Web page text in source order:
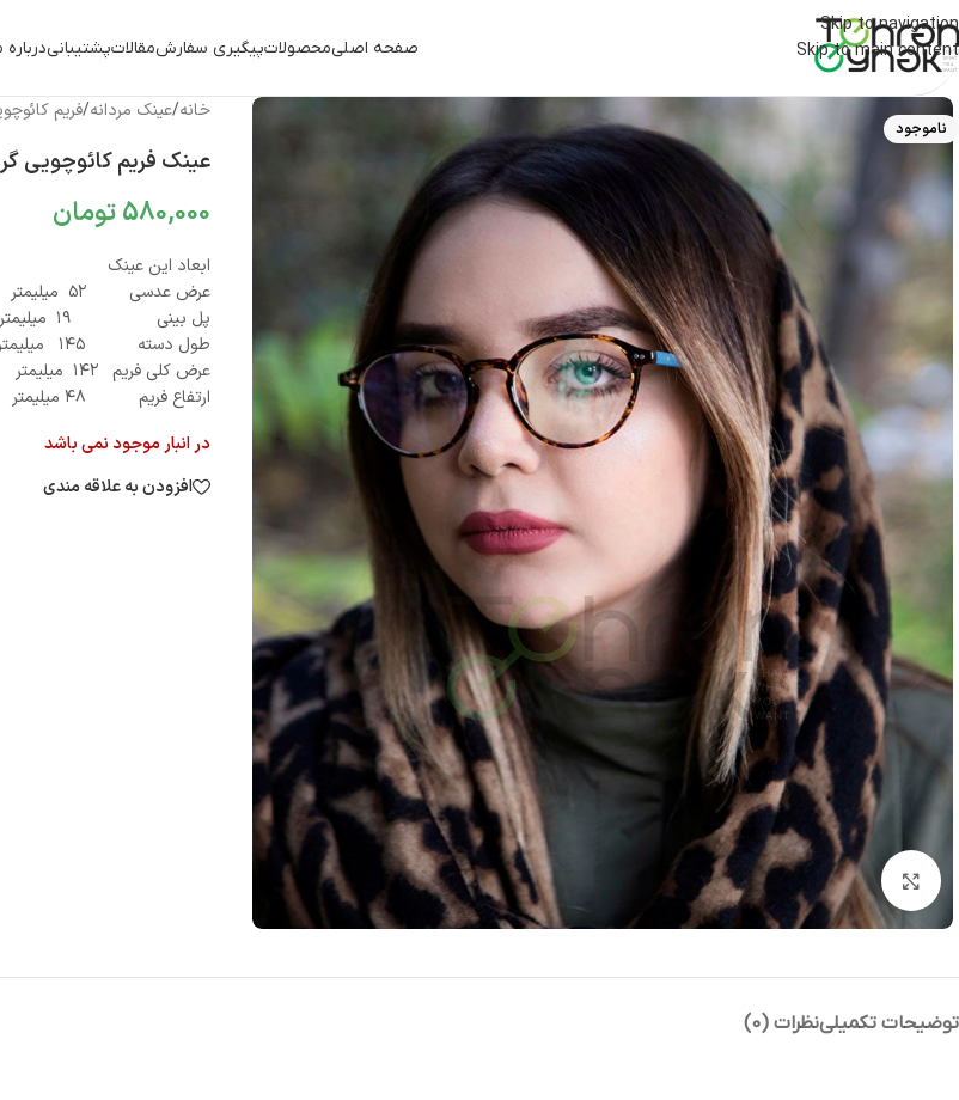
Skip to navigation
Skip to main content
صفحه اصلیمحصولاتپیگیری سفارشمقالاتپشتیبانیدرباره
ناموجود
بزرگنمایی تصویر
خانه/عینک مردانه/فریم
عینک فریم کائوچویی گرد
580,000تومان
ابعاد این عینک
عرض عدسی ۵۲ میلیمتر
پل بینی ۱۹ میلیمتر
طول دسته ۱۴۵ میلیمتر
عرض کلی فریم ۱۴۲ میلیمتر
ارتفاع فریم ۴۸ میلیمتر
در انبار موجود نمی باشد
افزودن به علاقه مندی
توضیحات تکمیلینظرات (0)